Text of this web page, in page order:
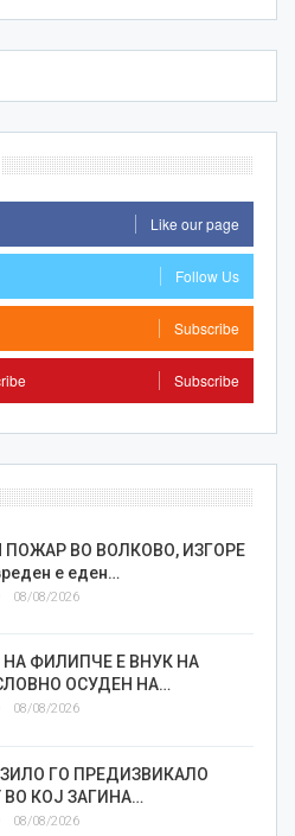
Like our page
Follow Us
Subscribe
Subscribe
ПОЖАР ВО ВОЛКОВО, ИЗГОРЕ
е еден…
08/08/2026
НА ФИЛИПЧЕ Е ВНУК НА
ОСУДЕН НА…
08/08/2026
ГО ПРЕДИЗВИКАЛО
КОЈ ЗАГИНА…
08/08/2026